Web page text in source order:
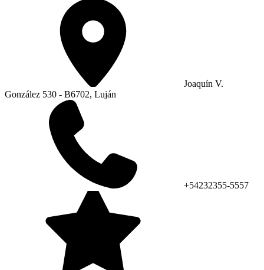
Joaquín V.
González 530 - B6702, Luján
+54232355-5557